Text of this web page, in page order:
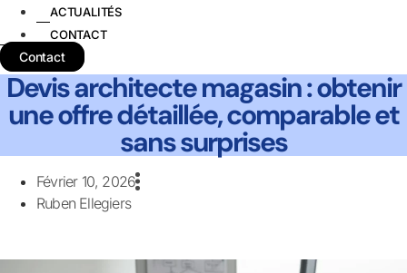
ACTUALITÉS
CONTACT
Contact
Devis architecte magasin : obtenir
une offre détaillée, comparable et
sans surprises
Février 10, 2026
Ruben Ellegiers